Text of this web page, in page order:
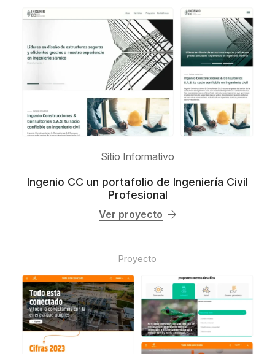
Sitio Informativo
Ingenio CC un portafolio de Ingeniería Civil
Profesional
Ver proyecto
Proyecto